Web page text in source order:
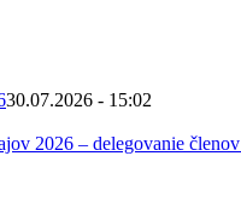
30.07.2026 - 15:02
2026 – delegovanie